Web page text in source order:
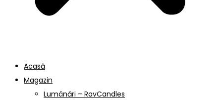
Acasă
Magazin
Lumânări – RavCandles